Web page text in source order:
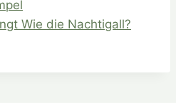
Wie die Nachtigall?